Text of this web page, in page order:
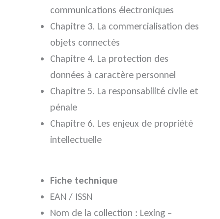
communications électroniques
Chapitre 3. La commercialisation des
objets connectés
Chapitre 4. La protection des
données à caractère personnel
Chapitre 5. La responsabilité civile et
pénale
Chapitre 6. Les enjeux de propriété
intellectuelle
Fiche technique
EAN / ISSN
Nom de la collection : Lexing –